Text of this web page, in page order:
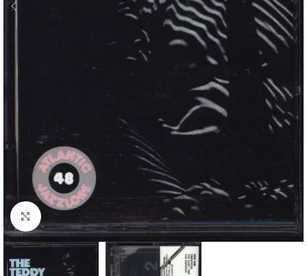
Klick zum Vergrößern